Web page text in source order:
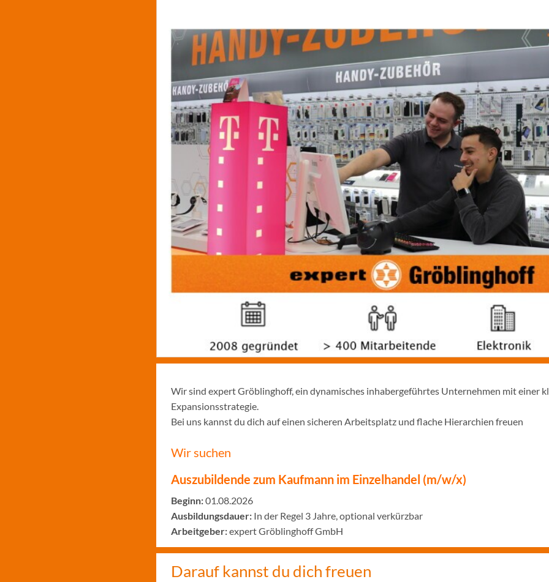
Wir sind expert Gröblinghoff, ein dynamisches inhabergeführtes Unternehmen mit einer
Expansionsstrategie.
Bei uns kannst du dich auf einen sicheren Arbeitsplatz und flache Hierarchien freuen
Wir suchen
Auszubildende zum Kaufmann im Einzelhandel (m/w/x)
Beginn:01.08.2026
Ausbildungsdauer: In der Regel 3 Jahre, optional verkürzbar
Arbeitgeber:expert Gröblinghoff GmbH
Darauf kannst du dich freuen